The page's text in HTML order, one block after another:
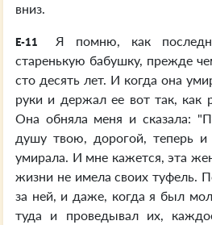
вниз.
E-11
Я помню, как
старенькую бабушку, прежде
сто десять лет. И когда она
руки и держал ее вот так, как
Она обняла меня и сказала:
душу твою, дорогой, теперь
умирала. И мне кажется, эта
жизни не имела своих туфель.
за ней, и даже, когда я был
туда и проведывал их,